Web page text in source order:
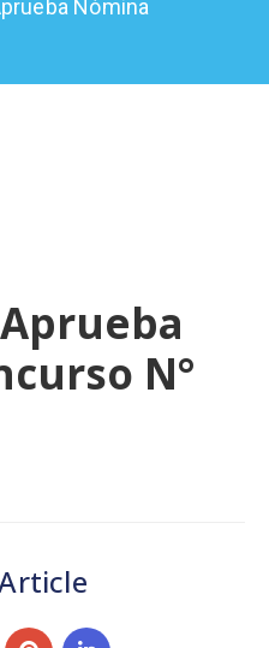
Nómina
N°